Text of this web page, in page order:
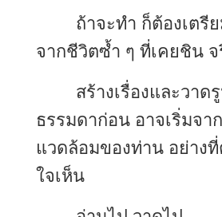
ถ้าจะทำ ก็ต้องเตรี
จากชีวิตซ้ำ ๆ ที่เคยชิน
สร้างเรื่องและวา
ธรรมดาก่อน อาจเริ่มจ
แวดล้อมของท่าน อย่าง
ใจเห็น